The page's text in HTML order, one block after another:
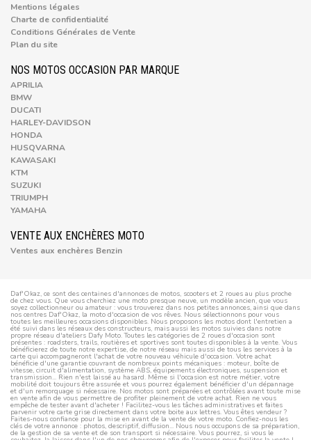
Mentions légales
Charte de confidentialité
Conditions Générales de Vente
Plan du site
NOS MOTOS OCCASION PAR MARQUE
APRILIA
BMW
DUCATI
HARLEY-DAVIDSON
HONDA
HUSQVARNA
KAWASAKI
KTM
SUZUKI
TRIUMPH
YAMAHA
VENTE AUX ENCHÈRES MOTO
Ventes aux enchères Benzin
Daf'Okaz, ce sont des centaines d'annonces de motos, scooters et 2 roues au plus proche
de chez vous. Que vous cherchiez une moto presque neuve, un modèle ancien, que vous
soyez collectionneur ou amateur : vous trouverez dans nos petites annonces, ainsi que dans
nos centres Daf'Okaz, la moto d'occasion de vos rêves. Nous sélectionnons pour vous
toutes les meilleures occasions disponibles. Nous proposons les motos dont l'entretien a
été suivi dans les réseaux des constructeurs, mais aussi les motos suivies dans notre
propre réseau d'ateliers Dafy Moto. Toutes les catégories de 2 roues d'occasion sont
présentes : roadsters, trails, routières et sportives sont toutes disponibles à la vente. Vous
bénéficierez de toute notre expertise, de notre réseau mais aussi de tous les services à la
carte qui accompagneront l'achat de votre nouveau véhicule d'occasion. Votre achat
bénéficie d'une garantie couvrant de nombreux points mécaniques : moteur, boîte de
vitesse, circuit d'alimentation, système ABS, équipements électroniques, suspension et
transmission... Rien n'est laissé au hasard. Même si l'occasion est notre métier, votre
mobilité doit toujours être assurée et vous pourrez également bénéficier d'un dépannage
et d'un remorquage si nécessaire. Nos motos sont préparées et contrôlées avant toute mise
en vente afin de vous permettre de profiter pleinement de votre achat. Rien ne vous
empêche de tester avant d'acheter ! Facilitez-vous les tâches administratives et faites
parvenir votre carte grise directement dans votre boite aux lettres. Vous êtes vendeur ?
Faites-nous confiance pour la mise en avant de la vente de votre moto. Confiez-nous les
clés de votre annonce : photos, descriptif, diffusion... Nous nous occupons de sa préparation,
de la gestion de sa vente et de son transport si nécessaire. Vous pourrez, si vous le